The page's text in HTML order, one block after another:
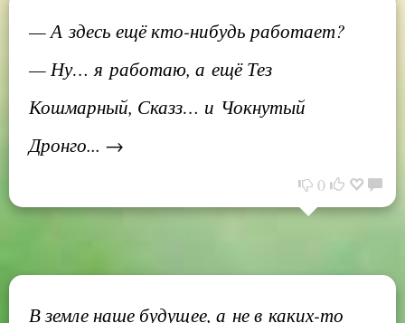
— А здесь ещё кто-нибудь работает?
— Ну… я работаю, а ещё Тез
Кошмарный, Сказз… и Чокнутый
Дронго... →
0
В земле наше будущее, а не в каких-то